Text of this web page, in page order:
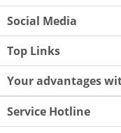
Social Media
Top Links
Your advantages
Service Hotline